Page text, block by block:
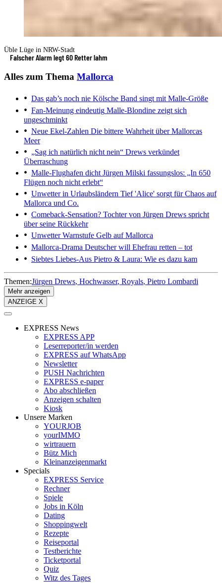
Üble Lüge in NRW-Stadt
Falscher Alarm legt 60 Retter lahm
Alles zum Thema Mallorca
Das gab’s noch nie Kölsche Band singt mit Malle-Größe
Fan-Meinung eindeutig Malle-Blondine zeigt sich
ungeschminkt
Neue Ekel-Zahlen Die bittere Wahrheit über Mallorcas
Meer
„Sag ich natürlich nicht nein“ Drews verkündet
Überraschung
Malle-Flughafen dicht Jürgen Milski fassungslos: „In 650
Flügen noch nicht erlebt“
Unwetter in Urlaubsländern Tief 'Alice' sorgt für Chaos auf
Mallorca und Co.
Comeback-Sensation? Tochter von Jürgen Drews spricht
über seine Rückkehr
UnwetterWarnstufe Gelb auf Mallorca
Mallorca-Drama Deutscher will Ehefrau retten – tot
Siebtes Liebes-Aus Pietro & Laura: Wie es dazu kam
Themen:Jürgen Drews Hochwasser Royals Pietro Lombardi
Mehr anzeigen
ANZEIGE X
EXPRESS News
EXPRESS APP
Leserreporter/in werden
EXPRESS auf WhatsApp
Newsletter
PUSH Nachrichten
EXPRESS e-paper
Abo abschließen
Anzeigen schalten
Kiosk
Unsere Marken
YOURJOB
yourIMMO
wirtrauern
Bütz Mich
Kleinanzeigenmarkt
Specials
EXPRESS Service
Rechner
Spiele
Jobs in Köln
Dating
Shoppingwelt
Rezepte
Reiseportal
Testberichte
Ticketportal
Quiz
Witz des Tages